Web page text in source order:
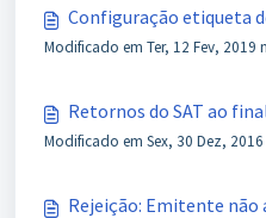
Configuração etiqueta
Modificado em Ter, 12 Fev, 2019
Retornos do SAT ao
Modificado em Sex, 30 Dez,
Rejeição: Emitente não